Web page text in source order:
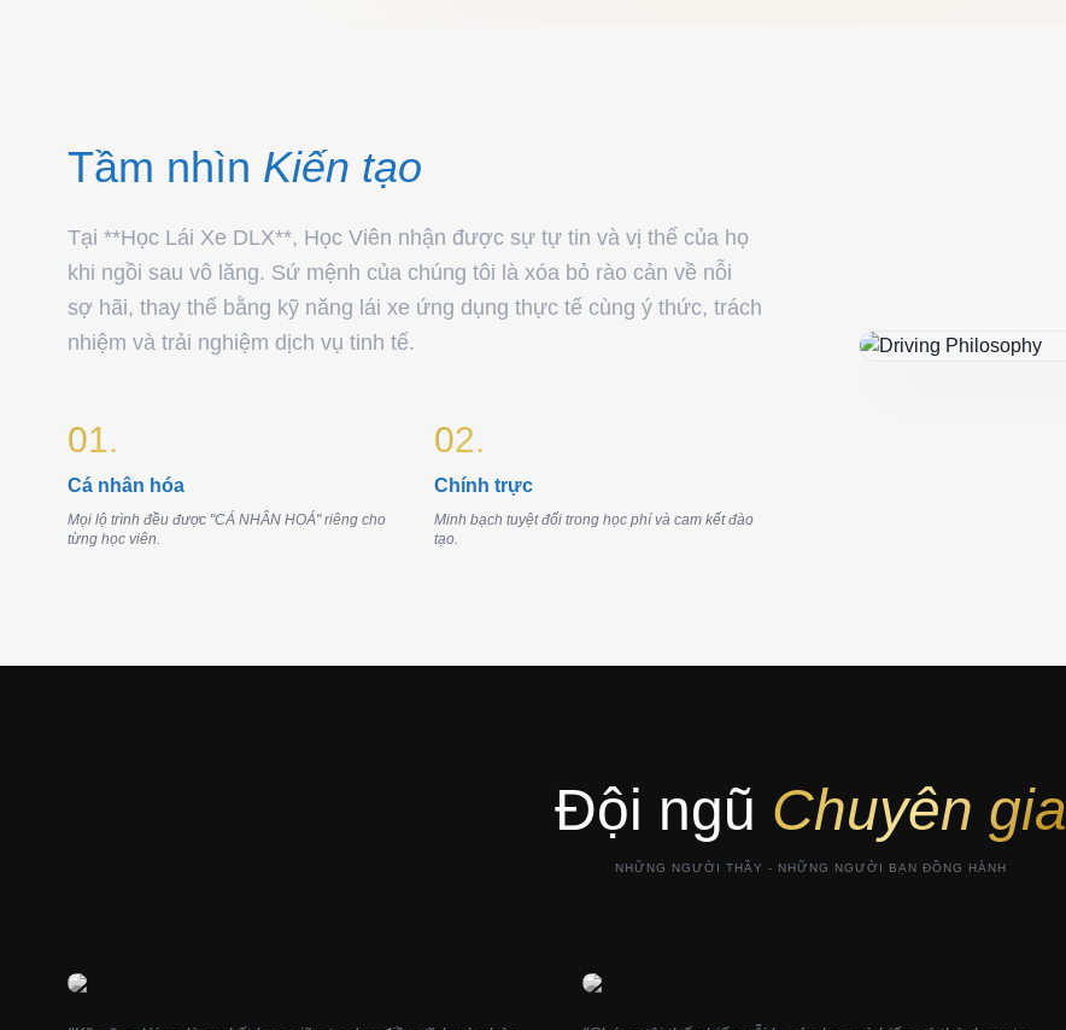
Tầm nhìn Kiến tạo
Tại **Học Lái Xe DLX**, Học Viên nhận được sự tự tin và vị thế của họ
khi ngồi sau vô lăng. Sứ mệnh của chúng tôi là xóa bỏ rào cản về nỗi
sợ hãi, thay thế bằng kỹ năng lái xe ứng dụng thực tế cùng ý thức, trách
nhiệm và trải nghiệm dịch vụ tinh tế.
01.
Cá nhân hóa
Mọi lộ trình đều được "CÁ NHÂN HOÁ" riêng cho
từng học viên.
02.
Chính trực
Minh bạch tuyệt đối trong học phí và cam kết đào
tạo.
Đội ngũ Chuyên gia
NHỮNG NGƯỜI THẦY - NHỮNG NGƯỜI BẠN ĐỒNG HÀNH